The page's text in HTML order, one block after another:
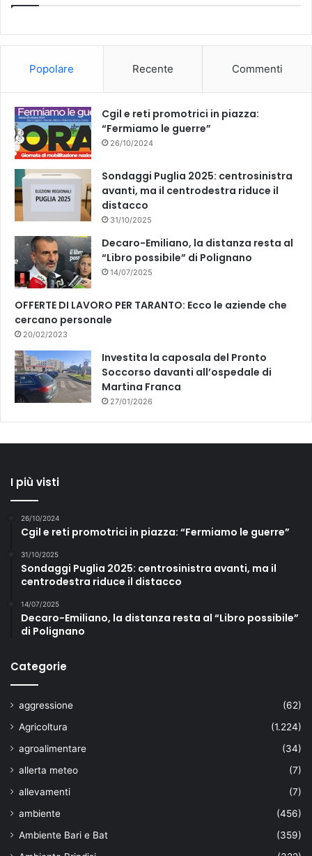
k
Popolare Recente Commenti
Cgil e reti promotrici in piazza:
“Fermiamo le guerre”
26/10/2024
Sondaggi Puglia 2025: centrosinistra
avanti, ma il centrodestra riduce il
distacco
31/10/2025
Decaro-Emiliano, la distanza resta al
“Libro possibile” di Polignano
14/07/2025
OFFERTE DI LAVORO PER TARANTO: Ecco le aziende che
cercano personale
20/02/2023
Investita la caposala del Pronto
Soccorso davanti all’ospedale di
Martina Franca
27/01/2026
I più visti
26/10/2024
Cgil e reti promotrici in piazza: “Fermiamo le guerre”
31/10/2025
Sondaggi Puglia 2025: centrosinistra avanti, ma il
centrodestra riduce il distacco
14/07/2025
Decaro-Emiliano, la distanza resta al “Libro possibile”
di Polignano
Categorie
aggressione
(62)
Agricoltura
(1.224)
agroalimentare
(34)
allerta meteo
(7)
allevamenti
(7)
ambiente
(456)
Ambiente Bari e Bat
(359)